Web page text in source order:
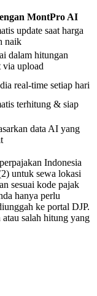
MontPro AI
update saat harga
naik
dalam hitungan
via upload
real-time setiap hari
terhitung & siap
data AI yang
Indonesia
untuk sewa lokasi
sesuai kode pajak
hanya perlu
ke portal DJP.
salah hitung yang